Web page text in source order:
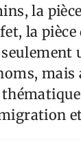
la
la pièce
mais